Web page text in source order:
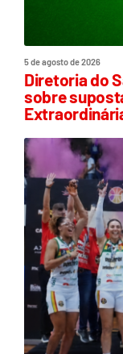
5 de agosto de 2026
Diretoria do
sobre